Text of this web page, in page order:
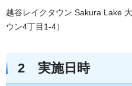
越谷レイクタウン Sakura Lake
ウン4丁目1-4）
2 実施日時